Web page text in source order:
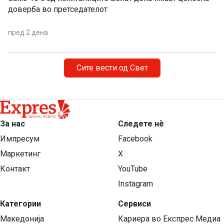
доверба во претседателот
пред 2 дена
Сите вести од Свет
За нас
Импресум
Маркетинг
Контакт
Категории
Македонија
Следете нѐ
Facebook
X
YouTube
Instagram
Сервиси
Кариера во Експрес Медиа